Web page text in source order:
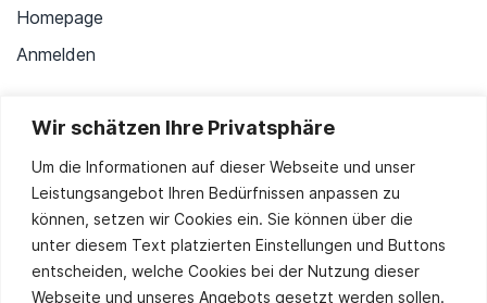
Wir schätzen Ihre Privatsphäre
Um die Informationen auf dieser Webseite und unser
Leistungsangebot Ihren Bedürfnissen anpassen zu
können, setzen wir Cookies ein. Sie können über die
unter diesem Text platzierten Einstellungen und Buttons
entscheiden, welche Cookies bei der Nutzung dieser
Webseite und unseres Angebots gesetzt werden sollen.
Homepage
Anmelden
Sie stimmen unserer Datenschutzpolitik
zu.
Alternative: